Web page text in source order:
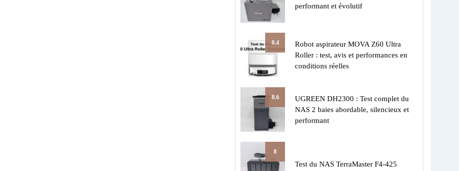
performant et évolutif
8.4
Robot aspirateur MOVA Z60 Ultra
Roller : test, avis et performances en
conditions réelles
8.6
UGREEN DH2300 : Test complet du
NAS 2 baies abordable, silencieux et
performant
8
Test du NAS TerraMaster F4-425